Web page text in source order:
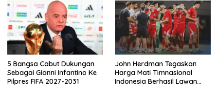
5 Bangsa Cabut Dukungan
Sebagai Gianni Infantino Ke
Pilpres FIFA 2027-2031
John Herdman Tegaskan
Harga Mati Timnasional
Indonesia Berhasil Lawan